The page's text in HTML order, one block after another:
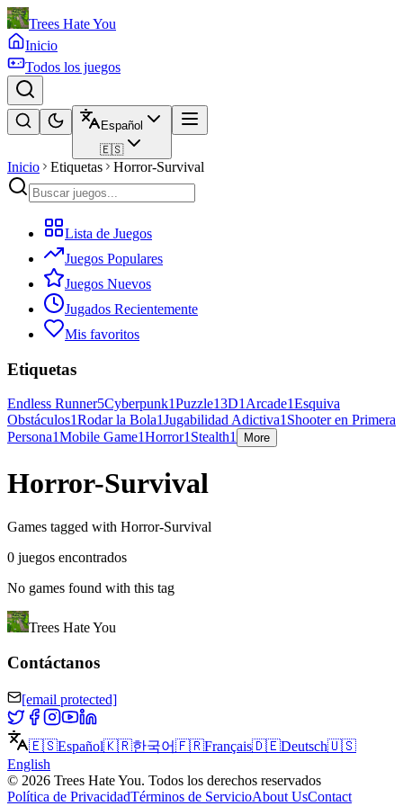
Trees Hate You
Inicio
Todos los juegos
Español
🇪🇸
Inicio Etiquetas Horror-Survival
Lista de Juegos
Juegos Populares
Juegos Nuevos
Jugados Recientemente
Mis favoritos
Etiquetas
Endless Runner5Cyberpunk1Puzzle13D1Arcade1Esquiva
Obstáculos1Rodar la Bola1Jugabilidad Adictiva1Shooter en Primera
Persona1Mobile Game1Horror1Stealth1 More
Horror-Survival
Games tagged with Horror-Survival
0 juegos encontrados
No games found with this tag
Trees Hate You
Contáctanos
[email protected]
🇪🇸Español🇰🇷한국어🇫🇷Français🇩🇪Deutsch🇺🇸
English
© 2026 Trees Hate You. Todos los derechos reservados
Política de PrivacidadTérminos de ServicioAbout UsContact